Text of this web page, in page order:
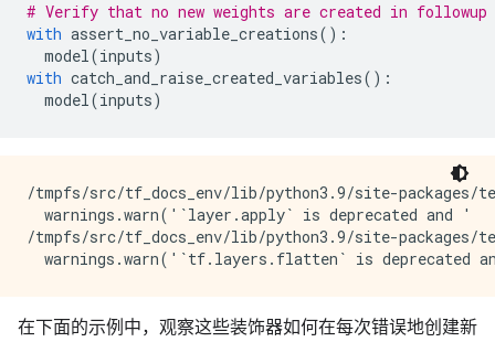
# Verify that no new weights are created in
with assert_no_variable_creations():
model(inputs)
with catch_and_raise_created_variables():
model(inputs)
/tmpfs/src/tf_docs_env/lib/python3.9/site-packages/
  warnings.warn('`layer.apply` is deprecated and '
/tmpfs/src/tf_docs_env/lib/python3.9/site-
在下面的示例中，观察这些装饰器如何在每次错误地创建新